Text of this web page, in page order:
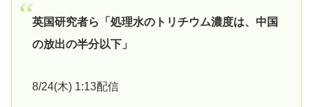
英国研究者ら「処理水のトリチウム濃度は、中国
の放出の半分以下」
8/24(木) 1:13配信